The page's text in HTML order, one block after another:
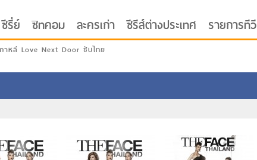
ซีรี่ย์ ซิทคอม ละครเก่า ซีรีส์ต่างประเทศ รายการทีวี
าหลี Love Next Door ซับไทย